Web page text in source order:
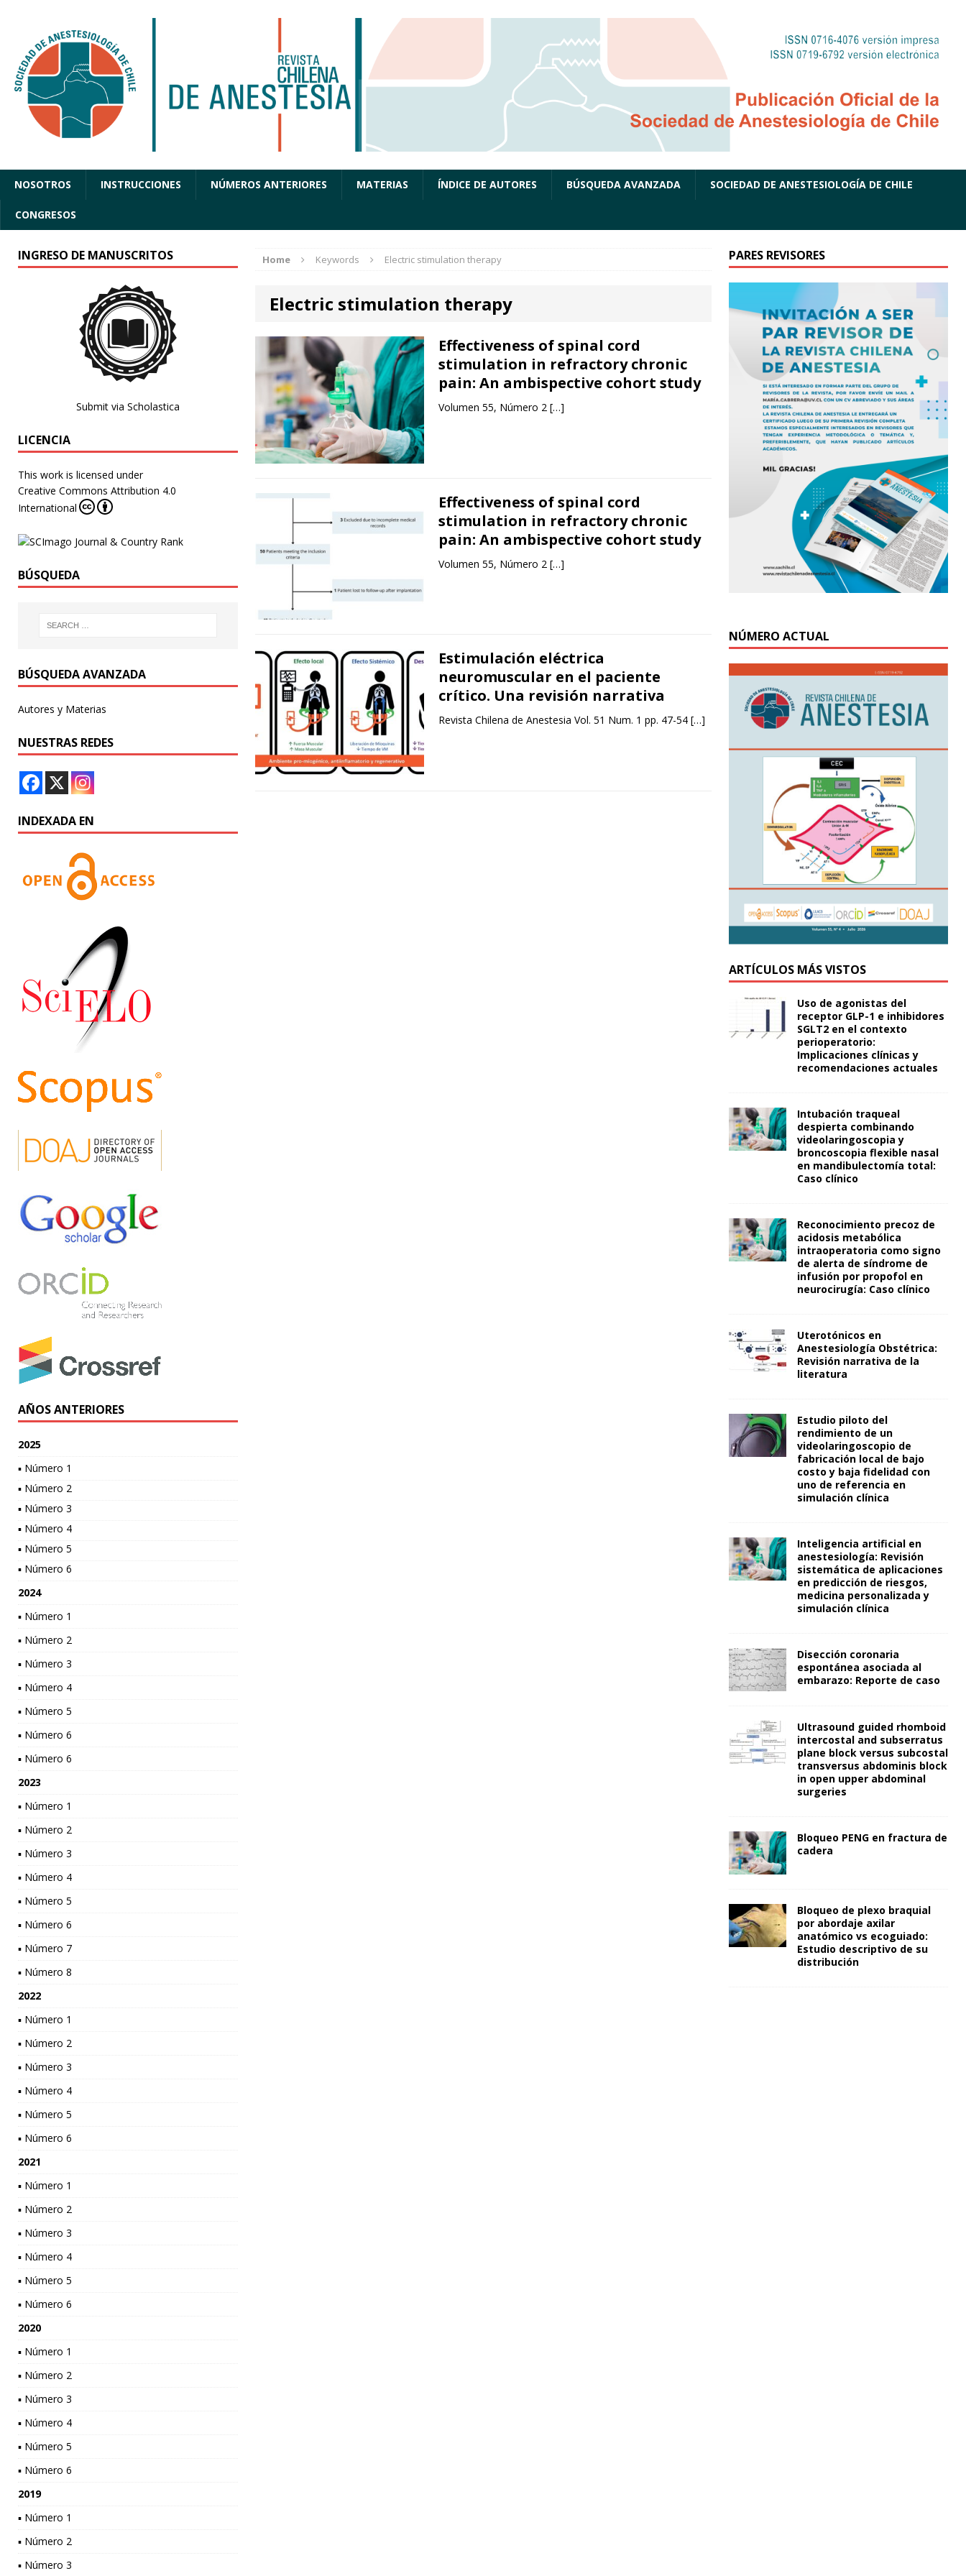
NOSOTROS INSTRUCCIONES NÚMEROS ANTERIORES MATERIAS ÍNDICE DE AUTORES BÚSQUEDA AVANZADA SOCIEDAD DE ANESTESIOLOGÍA DE CHILE
CONGRESOS
Home Keywords Electric stimulation therapy
Electric stimulation therapy
Effectiveness of spinal cord
stimulation in refractory chronic
pain: An ambispective cohort study
Volumen 55, Número 2 […]
Effectiveness of spinal cord
stimulation in refractory chronic
pain: An ambispective cohort study
Volumen 55, Número 2 […]
Estimulación eléctrica
neuromuscular en el paciente
crítico. Una revisión narrativa
Revista Chilena de Anestesia Vol. 51 Num. 1 pp. 47-54 […]
INGRESO DE MANUSCRITOS
Submit via Scholastica
LICENCIA
This work is licensed under
Creative Commons Attribution 4.0
International
BÚSQUEDA
BÚSQUEDA AVANZADA
Autores y Materias
NUESTRAS REDES
INDEXADA EN
AÑOS ANTERIORES
2025
▪ Número 1
▪ Número 2
▪ Número 3
▪ Número 4
▪ Número 5
▪ Número 6
2024
▪ Número 1
▪ Número 2
▪ Número 3
▪ Número 4
▪ Número 5
▪ Número 6
▪ Número 6
2023
▪ Número 1
▪ Número 2
▪ Número 3
▪ Número 4
▪ Número 5
▪ Número 6
▪ Número 7
▪ Número 8
2022
▪ Número 1
▪ Número 2
▪ Número 3
▪ Número 4
▪ Número 5
▪ Número 6
2021
▪ Número 1
▪ Número 2
▪ Número 3
▪ Número 4
▪ Número 5
▪ Número 6
2020
▪ Número 1
▪ Número 2
▪ Número 3
▪ Número 4
▪ Número 5
▪ Número 6
2019
▪ Número 1
▪ Número 2
▪ Número 3
PARES REVISORES
NÚMERO ACTUAL
ARTÍCULOS MÁS VISTOS
Uso de agonistas del
receptor GLP-1 e inhibidores
SGLT2 en el contexto
perioperatorio:
Implicaciones clínicas y
recomendaciones actuales
Intubación traqueal
despierta combinando
videolaringoscopia y
broncoscopia flexible nasal
en mandibulectomía total:
Caso clínico
Reconocimiento precoz de
acidosis metabólica
intraoperatoria como signo
de alerta de síndrome de
infusión por propofol en
neurocirugía: Caso clínico
Uterotónicos en
Anestesiología Obstétrica:
Revisión narrativa de la
literatura
Estudio piloto del
rendimiento de un
videolaringoscopio de
fabricación local de bajo
costo y baja fidelidad con
uno de referencia en
simulación clínica
Inteligencia artificial en
anestesiología: Revisión
sistemática de aplicaciones
en predicción de riesgos,
medicina personalizada y
simulación clínica
Disección coronaria
espontánea asociada al
embarazo: Reporte de caso
Ultrasound guided rhomboid
intercostal and subserratus
plane block versus subcostal
transversus abdominis block
in open upper abdominal
surgeries
Bloqueo PENG en fractura de
cadera
Bloqueo de plexo braquial
por abordaje axilar
anatómico vs ecoguiado:
Estudio descriptivo de su
distribución